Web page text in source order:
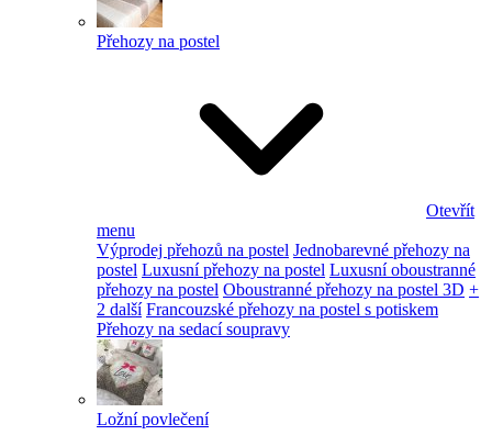
Přehozy na postel
Otevřít
menu
Výprodej přehozů na postel Jednobarevné přehozy na
postel Luxusní přehozy na postel Luxusní oboustranné
přehozy na postel Oboustranné přehozy na postel 3D +
2 další Francouzské přehozy na postel s potiskem
Přehozy na sedací soupravy
Ložní povlečení